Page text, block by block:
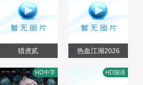
猎虎贰
崔金迪,阿斯汗,张
剧情片
热血江湖2026
凡,朱瑞祥,钟夫翔
HD中字 HD国语